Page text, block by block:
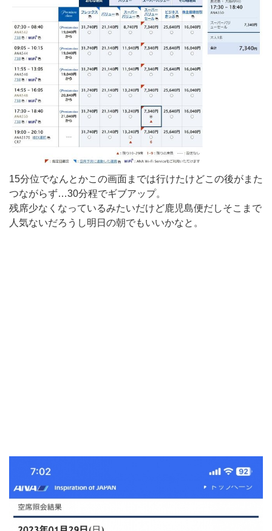
15分位でなんとかこの画面までは行けたけどこの後がまた
つながらず…30分程でギブアップ。
残席少なくなっているみたいだけど鹿児島便だしそこまで
人気ないだろうし明日の朝でもいいかなと。